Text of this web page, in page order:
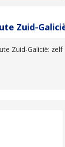
Zuid-
Zuid-Galicië: zelf